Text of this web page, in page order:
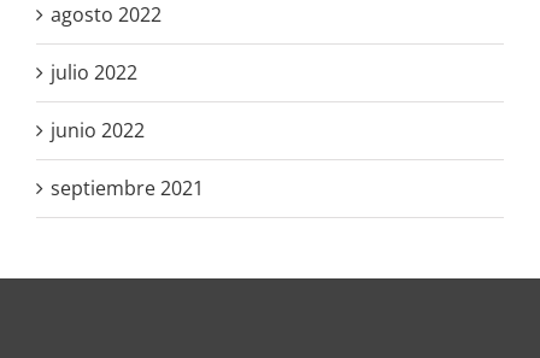
agosto 2022
julio 2022
junio 2022
septiembre 2021